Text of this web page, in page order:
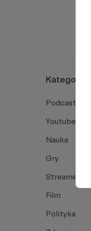
Kategorie
Podcast
Youtube
Nauka
Gry
Streamerzy
Film
Polityka